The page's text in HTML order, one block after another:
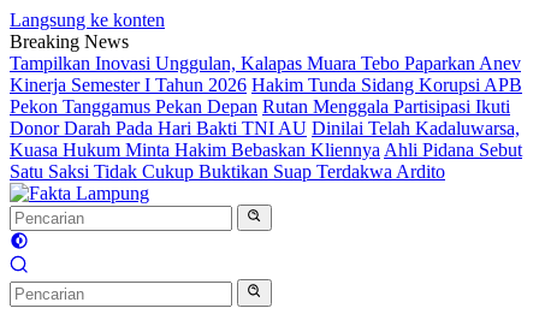
Langsung ke konten
Breaking News
Tampilkan Inovasi Unggulan, Kalapas Muara Tebo Paparkan Anev
Kinerja Semester I Tahun 2026 Hakim Tunda Sidang Korupsi APB
Pekon Tanggamus Pekan Depan Rutan Menggala Partisipasi Ikuti
Donor Darah Pada Hari Bakti TNI AU Dinilai Telah Kadaluwarsa,
Kuasa Hukum Minta Hakim Bebaskan Kliennya Ahli Pidana Sebut
Satu Saksi Tidak Cukup Buktikan Suap Terdakwa Ardito